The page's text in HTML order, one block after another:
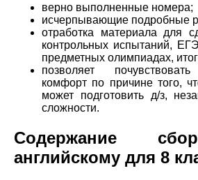
верно выполненные номера;
исчерпывающие подробные
отработка материала для
контрольных испытаний,
предметных олимпиадах,
позволяет почувствовать
комфорт по причине того,
может подготовить д/з,
сложности.
Содержание
английскому для 8